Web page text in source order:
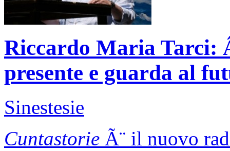
Riccardo Maria Tarci:
presente e guarda al
Sinestesie
Cuntastorie Ã¨ il nuovo